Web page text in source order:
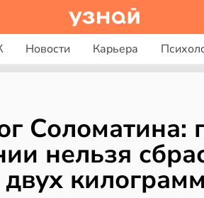
Новости Карьера
Соломатина:
нельзя